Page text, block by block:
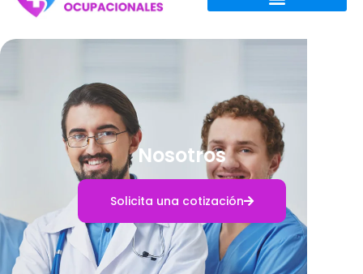
Nosotros
Solicita una cotización